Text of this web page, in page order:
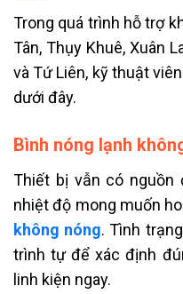
Trong quá trình hỗ trợ
Tân, Thụy Khuê, Xuân
và Tứ Liên, kỹ thuật
dưới đây.
Bình nóng lạnh
Thiết bị vẫn có nguồn
nhiệt độ mong muốn
không nóng. Tình
trình tự để xác định
linh kiện ngay.